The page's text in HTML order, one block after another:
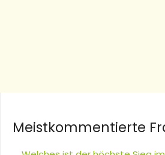
Meistkommentierte